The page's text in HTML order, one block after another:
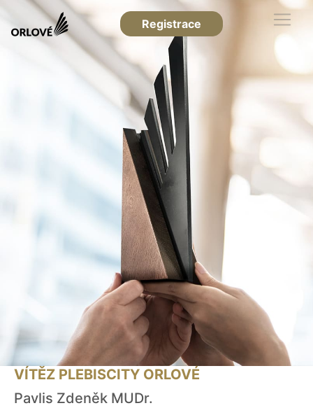
Registrace
VÍTĚZ PLEBISCITY ORLOVÉ
Pavlis Zdeněk MUDr.